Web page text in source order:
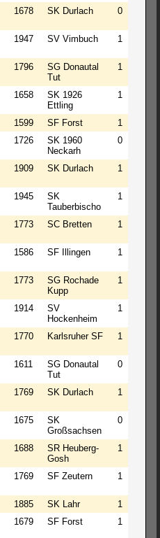
1678 SK Durlach 0
1947 SV Vimbuch 1
1796
SG Donautal
Tut
1
1658
SK 1926
Ettling
1
1599 SF Forst 1
1726
SK 1960
Neckarh
0
1909 SK Durlach 1
1945
SK
Tauberbischo
1
1773 SC Bretten 1
1586 SF Illingen 1
1773
SG Rochade
Kupp
1
1914
SV
Hockenheim
1
1770 Karlsruher SF 1
1611
SG Donautal
Tut
0
1769 SK Durlach 1
1675
SK
Großsachsen
0
1688
SR Heuberg-
Gosh
1
1769 SF Zeutern 1
1885 SK Lahr 1
1679 SF Forst 1